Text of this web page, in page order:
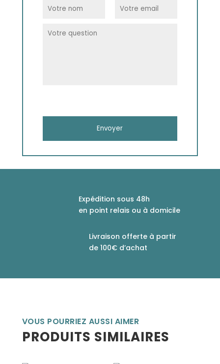
Expédition sous 48h
en point relais ou à domicile
Livraison offerte à partir
de 100€ d’achat
VOUS POURRIEZ AUSSI AIMER
PRODUITS SIMILAIRES